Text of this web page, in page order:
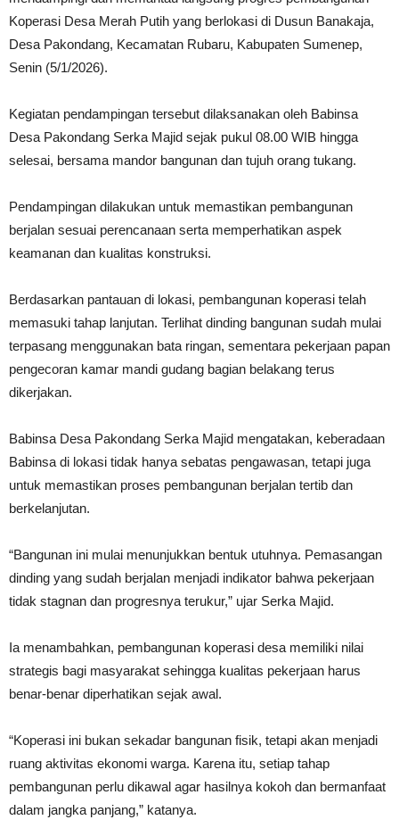
Koperasi Desa Merah Putih yang berlokasi di Dusun Banakaja,
Desa Pakondang, Kecamatan Rubaru, Kabupaten Sumenep,
Senin (5/1/2026).
Kegiatan pendampingan tersebut dilaksanakan oleh Babinsa
Desa Pakondang Serka Majid sejak pukul 08.00 WIB hingga
selesai, bersama mandor bangunan dan tujuh orang tukang.
Pendampingan dilakukan untuk memastikan pembangunan
berjalan sesuai perencanaan serta memperhatikan aspek
keamanan dan kualitas konstruksi.
Berdasarkan pantauan di lokasi, pembangunan koperasi telah
memasuki tahap lanjutan. Terlihat dinding bangunan sudah mulai
terpasang menggunakan bata ringan, sementara pekerjaan papan
pengecoran kamar mandi gudang bagian belakang terus
dikerjakan.
Babinsa Desa Pakondang Serka Majid mengatakan, keberadaan
Babinsa di lokasi tidak hanya sebatas pengawasan, tetapi juga
untuk memastikan proses pembangunan berjalan tertib dan
berkelanjutan.
“Bangunan ini mulai menunjukkan bentuk utuhnya. Pemasangan
dinding yang sudah berjalan menjadi indikator bahwa pekerjaan
tidak stagnan dan progresnya terukur,” ujar Serka Majid.
Ia menambahkan, pembangunan koperasi desa memiliki nilai
strategis bagi masyarakat sehingga kualitas pekerjaan harus
benar-benar diperhatikan sejak awal.
“Koperasi ini bukan sekadar bangunan fisik, tetapi akan menjadi
ruang aktivitas ekonomi warga. Karena itu, setiap tahap
pembangunan perlu dikawal agar hasilnya kokoh dan bermanfaat
dalam jangka panjang,” katanya.